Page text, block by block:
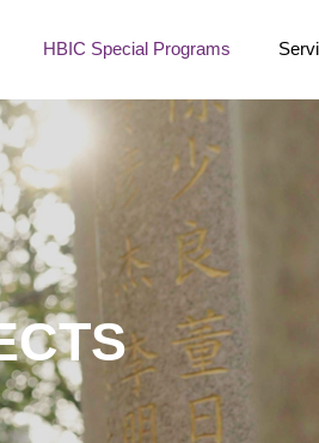
HBIC Special Programs